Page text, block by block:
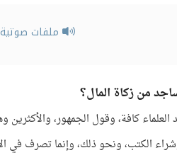
ملفات صوتية
من زكاة المال؟
كافة، وقول الجمهور،
الكتب، ونحو ذلك، وإنما تصرف في